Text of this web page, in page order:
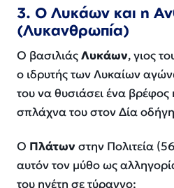
3. Ο Λυκάων και η
(Λυκανθρωπία)
Ο βασιλιάςΛυκάων, γιος
ο ιδρυτής των Λυκαίων
του να θυσιάσει ένα
σπλάχνα του στον Δία
Ο Πλάτωνστην Πολιτεία
αυτόν τον μύθο ως
του ηγέτη σε τύραννο: